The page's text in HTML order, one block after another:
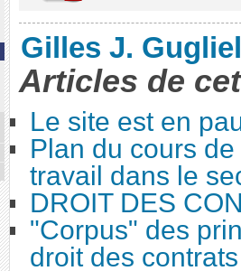
Gilles J.
Articles de
Le site est en
Plan du cours
travail dans le
DROIT DES
"Corpus" des
droit des